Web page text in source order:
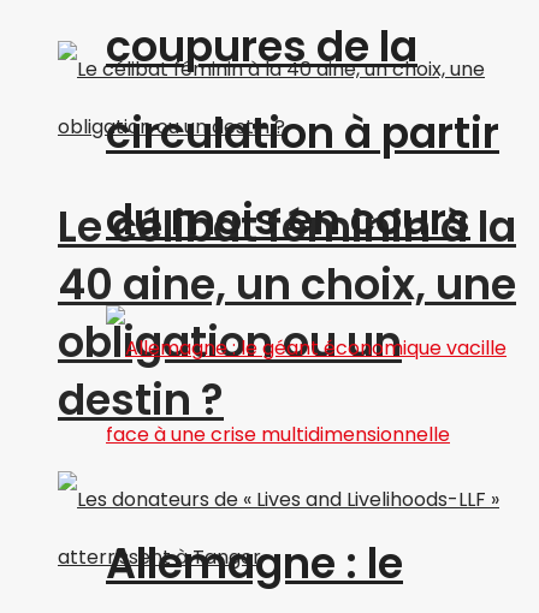
Le célibat féminin à la
40 aine, un choix, une
obligation ou un
destin ?
coupures de la
circulation à partir
du mois en cours
Allemagne : le